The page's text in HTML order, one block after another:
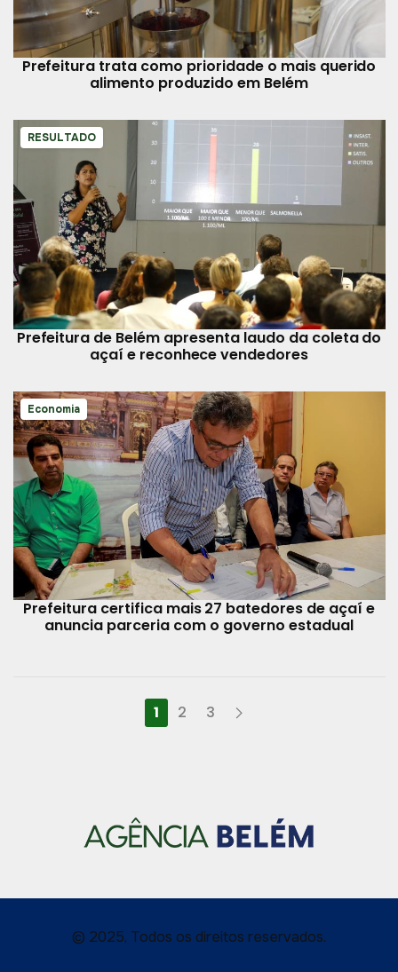
Prefeitura trata como prioridade o mais querido
alimento produzido em Belém
RESULTADO
Prefeitura de Belém apresenta laudo da coleta do
açaí e reconhece vendedores
Economia
Prefeitura certifica mais 27 batedores de açaí e
anuncia parceria com o governo estadual
1 2 3
© 2025, Todos os direitos reservados.